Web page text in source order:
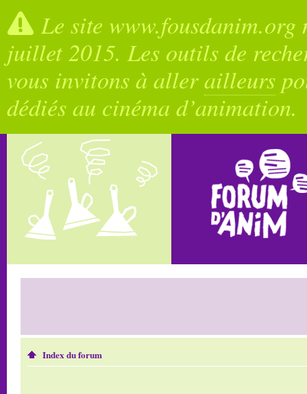
Le site
juillet 2015. Les outils de
vous invitons à allerailleurs
dédiés au cinéma d’animation.
Index du forum